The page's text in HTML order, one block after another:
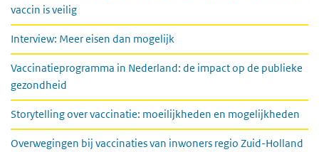
vaccin is veilig
Interview: Meer eisen dan mogelijk
Vaccinatieprogramma in Nederland: de impact op de publieke
gezondheid
Storytelling over vaccinatie: moeilijkheden en mogelijkheden
Overwegingen bij vaccinaties van inwoners regio Zuid-Holland